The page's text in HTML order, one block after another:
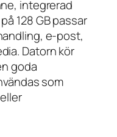
integrerad
128 GB passar
e-post,
Datorn kör
goda
som